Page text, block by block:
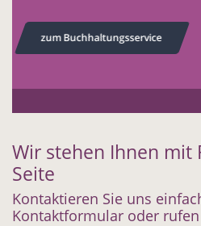
zum Buchhaltungsservice
Wir stehen Ihnen mit
Seite
Kontaktieren Sie uns
Kontaktformular oder rufen